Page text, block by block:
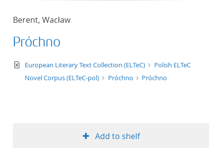
Berent, Wacław
Próchno
text/xml
European Literary Text Collection (ELTeC)
Polish ELTeC
Novel Corpus (ELTeC-pol)
Próchno Próchno
Add to shelf